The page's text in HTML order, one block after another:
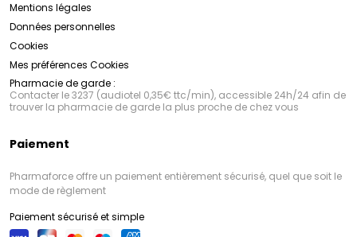
Mentions légales
Données personnelles
Cookies
Mes préférences Cookies
Pharmacie de garde :
Contacter le 3237 (audiotel 0,35€ ttc/min), accessible 24h/24 afin de
trouver la pharmacie de garde la plus proche de chez vous
Paiement
Pharmaforce offre un paiement entièrement sécurisé, quel que soit le
mode de règlement
Paiement sécurisé et simple